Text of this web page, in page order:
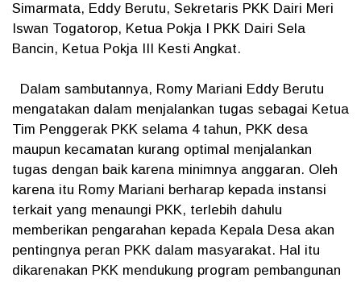
Simarmata, Eddy Berutu, Sekretaris PKK Dairi Meri
Iswan Togatorop, Ketua Pokja I PKK Dairi Sela
Bancin, Ketua Pokja III Kesti Angkat.
Dalam sambutannya, Romy Mariani Eddy Berutu
mengatakan dalam menjalankan tugas sebagai Ketua
Tim Penggerak PKK selama 4 tahun, PKK desa
maupun kecamatan kurang optimal menjalankan
tugas dengan baik karena minimnya anggaran. Oleh
karena itu Romy Mariani berharap kepada instansi
terkait yang menaungi PKK, terlebih dahulu
memberikan pengarahan kepada Kepala Desa akan
pentingnya peran PKK dalam masyarakat. Hal itu
dikarenakan PKK mendukung program pembangunan